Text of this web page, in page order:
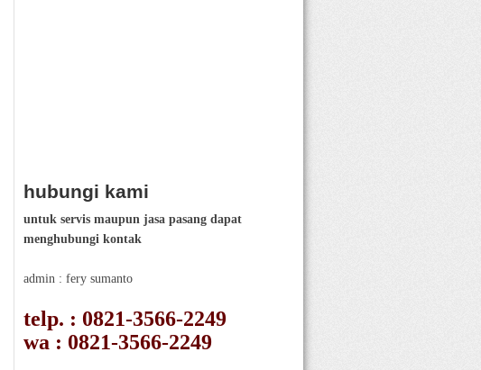
hubungi kami
untuk servis maupun jasa pasang dapat
menghubungi kontak
admin : fery sumanto
telp. : 0821-3566-2249
wa : 0821-3566-2249